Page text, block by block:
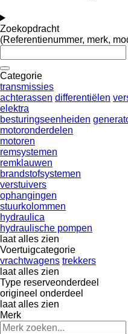
Zoekopdracht
(Referentienummer, merk,
Categorie
transmissies
achterassen differentiëlen
elektra
besturingseenheiden
motoronderdelen
motoren
remsystemen
remklauwen
brandstofsystemen
verstuivers
ophangingen
stuurkolommen
hydraulica
hydraulische pompen
laat alles zien
Voertuigcategorie
vrachtwagens trekkers
laat alles zien
Type reserveonderdeel
origineel onderdeel
laat alles zien
Merk